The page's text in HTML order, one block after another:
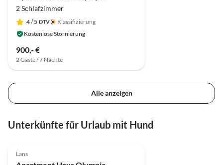
2 Schlafzimmer
4/ 5
Klassifizierung
Kostenlose Stornierung
900,- €
2 Gäste / 7 Nächte
Alle anzeigen
Unterkünfte für Urlaub mit Hund
Lans